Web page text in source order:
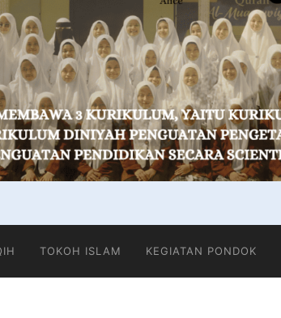
TOKOH ISLAM KEGIATAN PONDOK